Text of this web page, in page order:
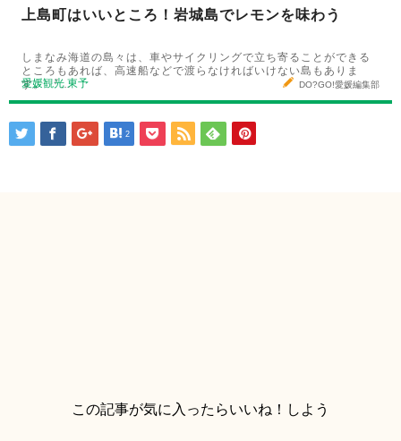
上島町はいいところ！岩城島でレモンを味わう
しまなみ海道の島々は、車やサイクリングで立ち寄ることができる
ところもあれば、高速船などで渡らなければいけない島もありま
す。 『…
愛媛観光 東予 DO?GO!愛媛編集部
2
この記事が気に入ったらいいね！しよう